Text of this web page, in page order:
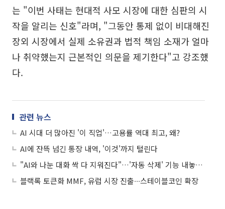
는 "이번 사태는 현대적 사모 시장에 대한 심판의 시
작을 알리는 신호"라며, "그동안 통제 없이 비대해진
장외 시장에서 실제 소유권과 법적 책임 소재가 얼마
나 취약했는지 근본적인 의문을 제기한다"고 강조했
다.
관련 뉴스
AI 시대 더 많아진 '이 직업'…고용률 역대 최고, 왜?
AI에 잔뜩 넘긴 통장 내역, '이것'까지 털린다
"AI와 나눈 대화 싹 다 지워진다"…'자동 삭제' 기능 내놓은 메타
블랙록 토큰화 MMF, 유럽 시장 진출∙∙∙스테이블코인 확장